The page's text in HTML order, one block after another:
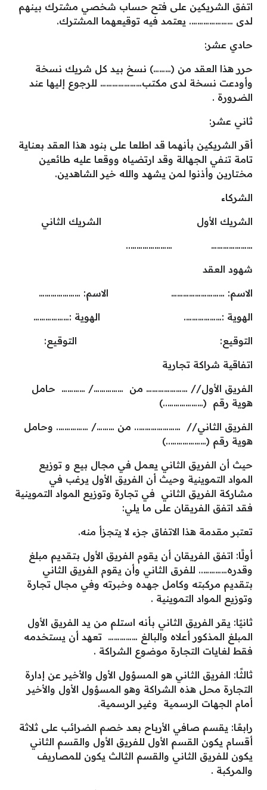
اتفق الشريكين على فتح حساب شخصي مشترك بينهم
لدى …………………. يعتمد فيه توقيعهما المشترك.
حادي عشر:
حرر هذا العقد من (………) نسخ بيد كل شريك نسخة
وأودعت نسخة لدى مكتب………………… للرجوع إليها عند
الضرورة .
ثاني عشر:
أقر الشريكين بأنهما قد اطلعا على بنود هذا العقد بعناية
تامة تنفي الجهالة وقد ارتضياه ووقعا عليه طائعين
مختارين وأذنوا لمن يشهد والله خير الشاهدين.
الشركاء
الشريك الأول الشريك الثاني
………………… …………………..
شهود العقد
الاسم: ……………………… الاسم: …………………
الهوية :………………. الهوية :………………
التوقيع: التوقيع:
اتفاقية شراكة تجارية
الفريق الأول// ………………… من ……………/ ………… حامل
هوية رقم (………………..)
الفريق الثاني// ………………….. من ………/ ……………. وحامل
هوية رقم (………………..)
حيث أن الفريق الثاني يعمل في مجال بيع و توزيع
المواد التموينية وحيث أن الفريق الأول يرغب في
مشاركة الفريق الثاني في تجارة وتوزيع المواد التموينية
فقد اتفق الفريقان على ما يلي:
تعتبر مقدمة هذا الاتفاق جزء لا يتجزأ منه.
أولًا: اتفق الفريقان أن يقوم الفريق الأول بتقديم مبلغ
وقدره………….. للفرق الثاني وأن يقوم الفريق الثاني
بتقديم مركبته وكامل جهده وخبرته وفي مجال تجارة
وتوزيع المواد التموينية .
ثانيًا: يقر الفريق الثاني بأنه استلم من يد الفريق الأول
المبلغ المذكور أعلاه والبالغ …………… تعهد أن يستخدمه
فقط لغايات التجارة موضوع الشراكة .
ثالثًا: الفريق الثاني هو المسؤول الأول والأخير عن إدارة
التجارة محل هذه الشراكة وهو المسؤول الأول والأخير
أمام الجهات الرسمية وغير الرسمية.
رابعًا: يقسم صافي الأرباح بعد خصم الضرائب على ثلاثة
أقسام يكون القسم الأول للفريق الأول والقسم الثاني
يكون للفريق الثاني والقسم الثالث يكون للمصاريف
والمركبة .